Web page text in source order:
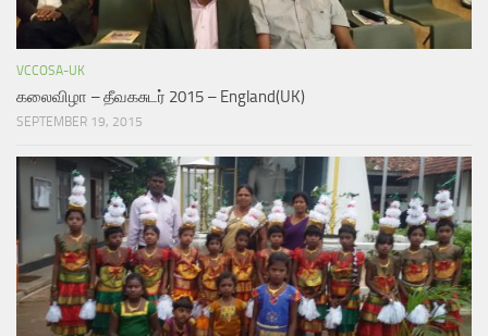
VCCOSA-UK
கலைவிழா – தீவகசுடர் 2015 – England(UK)
SEPTEMBER 19, 2015